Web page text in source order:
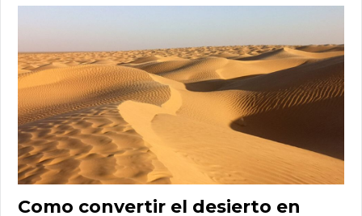
Como convertir el desierto en